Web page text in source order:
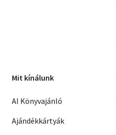
Mit kínálunk
AI Könyvajánló
Ajándékkártyák